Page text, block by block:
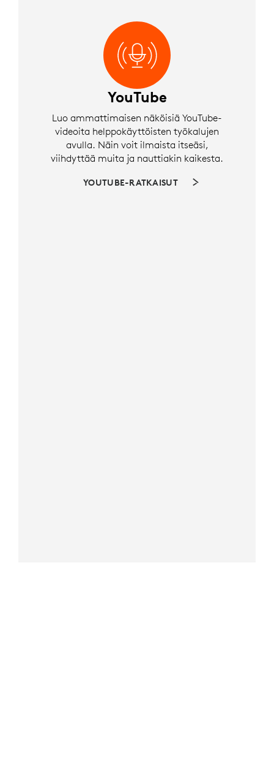
YouTube
Luo ammattimaisen näköisiä YouTube-
videoita helppokäyttöisten työkalujen
avulla. Näin voit ilmaista itseäsi,
viihdyttää muita ja nauttiakin kaikesta.
YOUTUBE-RATKAISUT